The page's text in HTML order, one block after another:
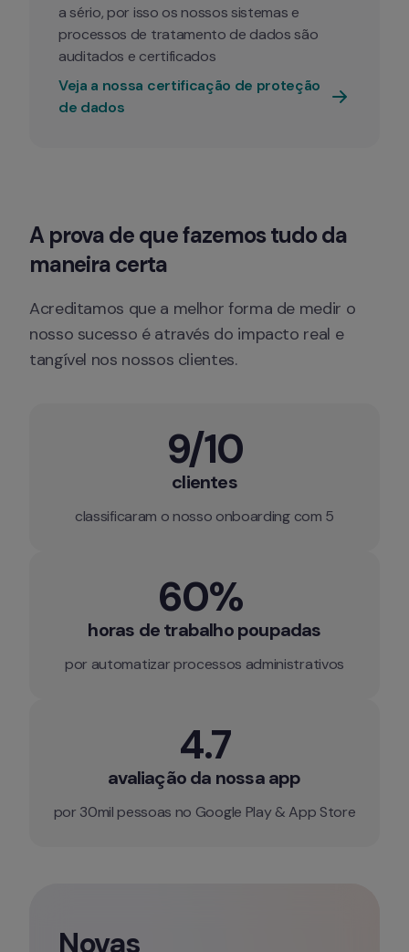
a sério, por isso os nossos sistemas e
processos de tratamento de dados são
auditados e certificados
Veja a nossa certificação de proteção
de dados
A prova de que fazemos tudo da
maneira certa
Acreditamos que a melhor forma de medir o
nosso sucesso é através do impacto real e
tangível nos nossos clientes.
9/10
clientes
classificaram o nosso onboarding com 5
60%
horas de trabalho poupadas
por automatizar processos administrativos
4.7
avaliação da nossa app
por 30mil pessoas no Google Play & App Store
Novas